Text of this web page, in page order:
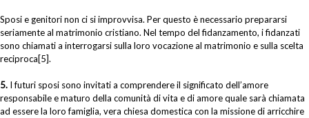
Sposi e genitori non ci si improvvisa. Per questo è necessario prepararsi
seriamente al matrimonio cristiano. Nel tempo del fidanzamento, i fidanzati
sono chiamati a interrogarsi sulla loro vocazione al matrimonio e sulla scelta
reciproca[5].
5. I futuri sposi sono invitati a comprendere il significato dell’amore
responsabile e maturo della comunità di vita e di amore quale sarà chiamata
ad essere la loro famiglia, vera chiesa domestica con la missione di arricchire